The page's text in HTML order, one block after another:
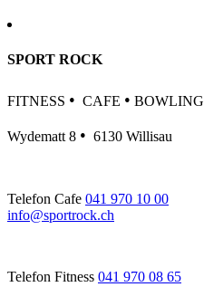
SPORT ROCK
FITNESS • CAFE • BOWLING
Wydematt 8 • 6130 Willisau
Telefon Cafe 041 970 10 00
info@sportrock.ch
Telefon Fitness 041 970 08 65